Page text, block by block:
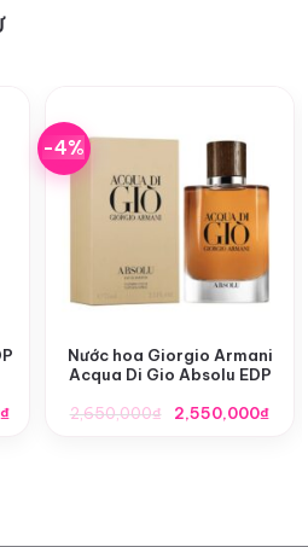
₫Khoảng
-4%
Nước hoa Giorgio Armani
Acqua Di Gio Absolu EDP
2,650,000₫
Giá
2,550,000₫Giá